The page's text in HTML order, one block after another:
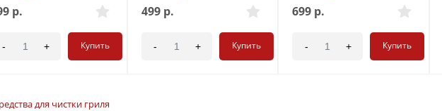
р.
- + Купить
499р.
- + Купить
699 р.
- + Купить
для чистки гриля